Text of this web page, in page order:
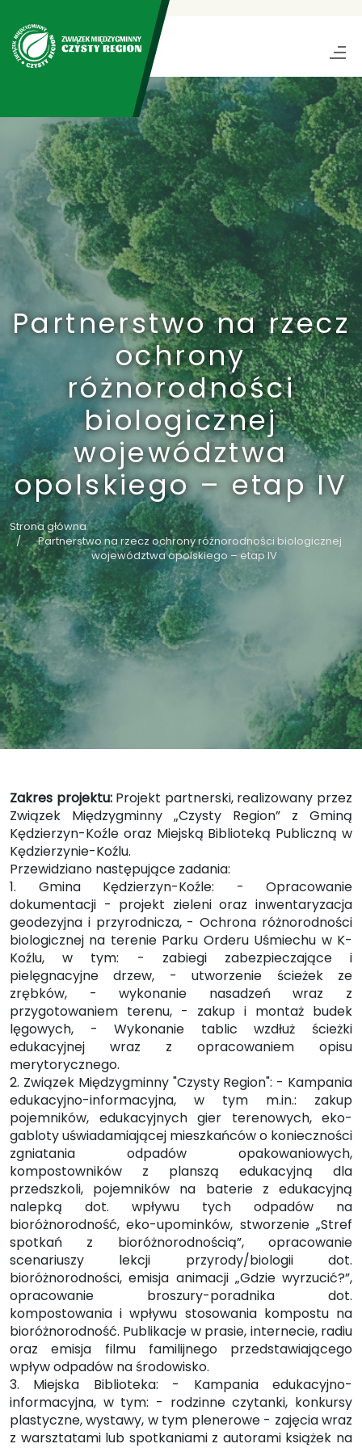
Partnerstwo na rzecz
ochrony
różnorodności
biologicznej
województwa
opolskiego – etap IV
Strona główna
Partnerstwo na rzecz ochrony różnorodności biologicznej
województwa opolskiego – etap IV
Zakres projektu:Projekt partnerski, realizowany przez
Związek Międzygminny „Czysty Region” z Gminą
Kędzierzyn-Koźle oraz Miejską Biblioteką Publiczną w
Kędzierzynie-Koźlu.
Przewidziano następujące zadania:
1. Gmina Kędzierzyn-Koźle: - Opracowanie
dokumentacji - projekt zieleni oraz inwentaryzacja
geodezyjna i przyrodnicza, - Ochrona różnorodności
biologicznej na terenie Parku Orderu Uśmiechu w K-
Koźlu, w tym: - zabiegi zabezpieczające i
pielęgnacyjne drzew, - utworzenie ścieżek ze
zrębków, - wykonanie nasadzeń wraz z
przygotowaniem terenu, - zakup i montaż budek
lęgowych, - Wykonanie tablic wzdłuż ścieżki
edukacyjnej wraz z opracowaniem opisu
merytorycznego.
2. Związek Międzygminny "Czysty Region": - Kampania
edukacyjno-informacyjna, w tym m.in.: zakup
pojemników, edukacyjnych gier terenowych, eko-
gabloty uświadamiającej mieszkańców o konieczności
zgniatania odpadów opakowaniowych,
kompostowników z planszą edukacyjną dla
przedszkoli, pojemników na baterie z edukacyjną
nalepką dot. wpływu tych odpadów na
bioróżnorodność, eko-upominków, stworzenie „Stref
spotkań z bioróżnorodnością”, opracowanie
scenariuszy lekcji przyrody/biologii dot.
bioróżnorodności, emisja animacji „Gdzie wyrzucić?”,
opracowanie broszury-poradnika dot.
kompostowania i wpływu stosowania kompostu na
bioróżnorodność. Publikacje w prasie, internecie, radiu
oraz emisja filmu familijnego przedstawiającego
wpływ odpadów na środowisko.
3. Miejska Biblioteka: - Kampania edukacyjno-
informacyjna, w tym: - rodzinne czytanki, konkursy
plastyczne, wystawy, w tym plenerowe - zajęcia wraz
z warsztatami lub spotkaniami z autorami książek na